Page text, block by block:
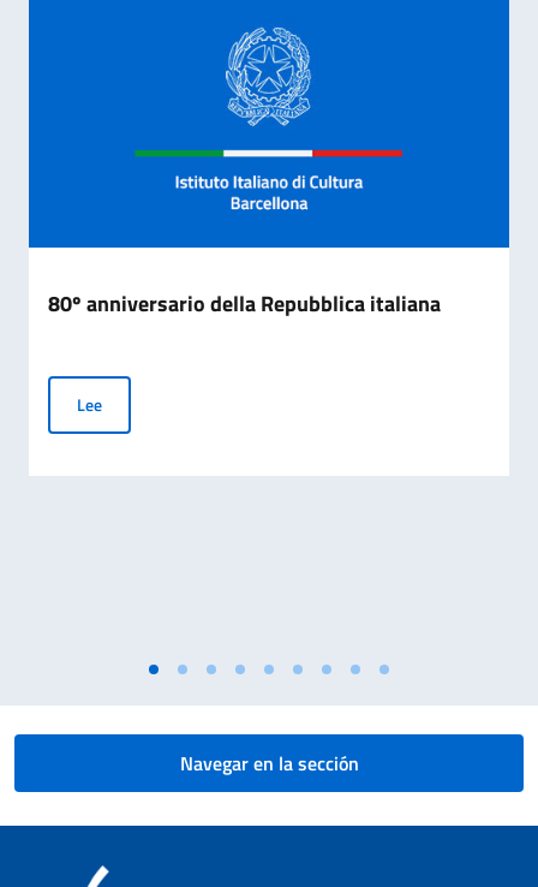
80º anniversario della Repubblica italiana
Lee80º anniversario della Repubblica italiana
Navegar en la sección